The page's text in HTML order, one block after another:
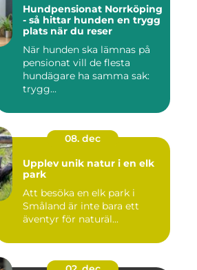
Hundpensionat Norrköping
- så hittar hunden en trygg
plats när du reser
När hunden ska lämnas på
pensionat vill de flesta
hundägare ha samma sak:
trygg...
08. dec
Upplev unik natur i en elk
park
Att besöka en elk park i
Småland är inte bara ett
äventyr för naturäl...